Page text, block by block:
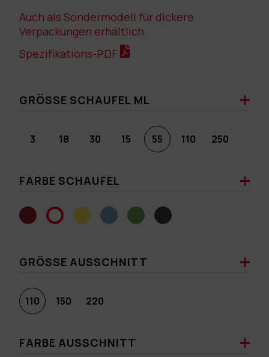
Auch als Sondermodell für dickere
Verpackungen erhältlich.
Spezifikations-PDF
GRÖSSE SCHAUFEL ML
3 18 30 15 55 110 250
FARBE SCHAUFEL
GRÖSSE AUSSCHNITT
110 150 220
FARBE AUSSCHNITT